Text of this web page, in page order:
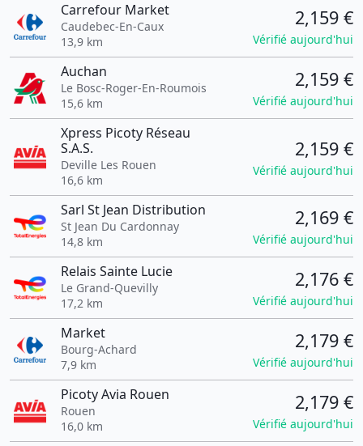
Carrefour Market
Caudebec-En-Caux
13,9 km
2,159 €
Vérifié aujourd'hui
Auchan
Le Bosc-Roger-En-Roumois
15,6 km
2,159 €
Vérifié aujourd'hui
Xpress Picoty Réseau
S.A.S.
Deville Les Rouen
16,6 km
2,159 €
Vérifié aujourd'hui
Sarl St Jean Distribution
St Jean Du Cardonnay
14,8 km
2,169 €
Vérifié aujourd'hui
Relais Sainte Lucie
Le Grand-Quevilly
17,2 km
2,176 €
Vérifié aujourd'hui
Market
Bourg-Achard
7,9 km
2,179 €
Vérifié aujourd'hui
Picoty Avia Rouen
Rouen
16,0 km
2,179 €
Vérifié aujourd'hui